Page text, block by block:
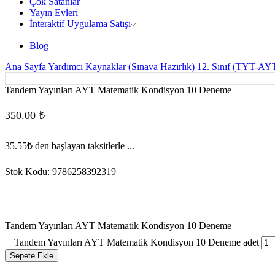
Yayın Evleri
İnteraktif Uygulama Satışı
Blog
Ana Sayfa Yardımcı Kaynaklar (Sınava Hazırlık) 12. Sınıf (TYT-
Tandem Yayınları AYT Matematik Kondisyon 10 Deneme
350.00 ₺
35.55₺ den başlayan taksitlerle ...
Stok Kodu: 9786258392319
Tandem Yayınları AYT Matematik Kondisyon 10 Deneme
Tandem Yayınları AYT Matematik Kondisyon 10 Deneme adet
Sepete Ekle